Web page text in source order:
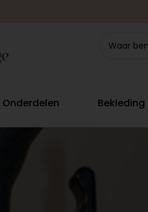
Onderdelen Bekleding